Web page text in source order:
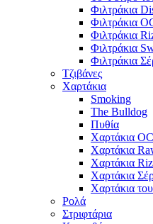
Φιλτράκια
Φιλτράκια
Φιλτράκια
Φιλτράκια
Φιλτράκια
Τζιβάνες
Χαρτάκια
Smoking
The Bulldog
Πυθία
Χαρτάκια
Χαρτάκια
Χαρτάκια
Χαρτάκια
Χαρτάκια
Ρολά
Στριφτάρια